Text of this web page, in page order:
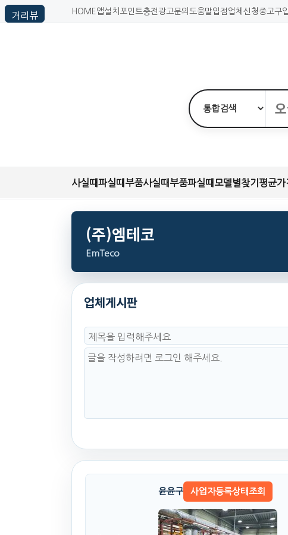
HOME 앱설치 포인트충전 광고문의 도움말입점업체신청중고구
사실때파실때 부품사실때 부품파실때 모델별찾기 평균가
(주)엠테코
EmTeco
업체게시판
윤윤구 사업자등록상태조회